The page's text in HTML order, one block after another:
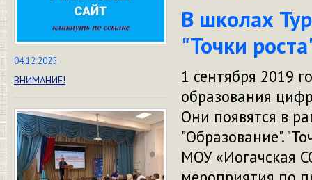
04.12.2025
ВНИМАНИЕ!
В школах
"Точки
1 сентября 2019
образования
Они появятся в
"Образование".
МОУ «Иогачская